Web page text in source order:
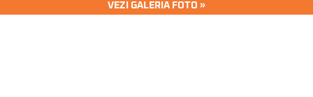
VEZI GALERIA FOTO »